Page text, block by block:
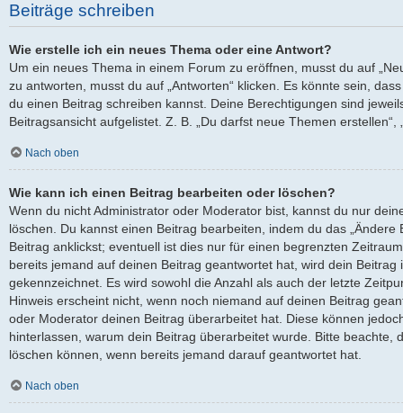
Beiträge schreiben
Wie erstelle ich ein neues Thema oder eine Antwort?
Um ein neues Thema in einem Forum zu eröffnen, musst du auf
zu antworten, musst du auf „Antworten“ klicken. Es könnte sein,
du einen Beitrag schreiben kannst. Deine Berechtigungen sind
Beitragsansicht aufgelistet. Z. B. „Du darfst neue Themen erstellen“,
Nach oben
Wie kann ich einen Beitrag bearbeiten oder löschen?
Wenn du nicht Administrator oder Moderator bist, kannst du nur
löschen. Du kannst einen Beitrag bearbeiten, indem du das
Beitrag anklickst; eventuell ist dies nur für einen begrenzten
bereits jemand auf deinen Beitrag geantwortet hat, wird dein
gekennzeichnet. Es wird sowohl die Anzahl als auch der letzte
Hinweis erscheint nicht, wenn noch niemand auf deinen Beitrag
oder Moderator deinen Beitrag überarbeitet hat. Diese können
hinterlassen, warum dein Beitrag überarbeitet wurde. Bitte beachte,
löschen können, wenn bereits jemand darauf geantwortet hat.
Nach oben